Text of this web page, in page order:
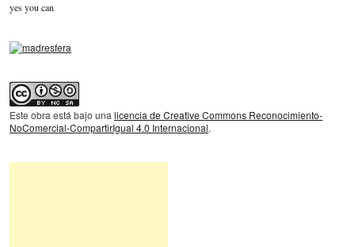
yes you can
Este obra está bajo una licencia de Creative Commons Reconocimiento-
NoComercial-CompartirIgual 4.0 Internacional.